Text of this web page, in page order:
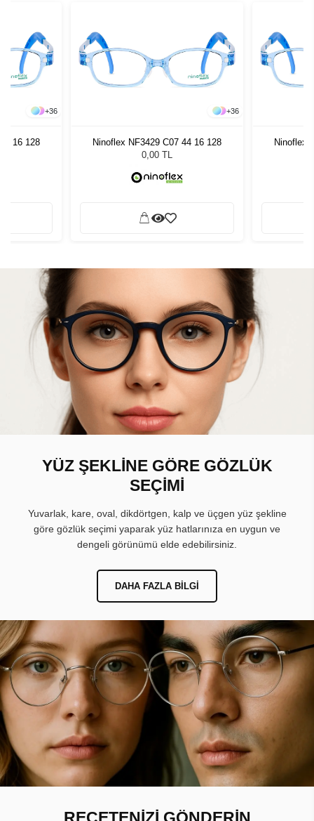
+36
16 128
+36
Ninoflex NF3429 C07 44 16 128
0,00 TL
Ninoflex
YÜZ ŞEKLİNE GÖRE GÖZLÜK
SEÇİMİ
Yuvarlak, kare, oval, dikdörtgen, kalp ve üçgen yüz şekline
göre gözlük seçimi yaparak yüz hatlarınıza en uygun ve
dengeli görünümü elde edebilirsiniz.
DAHA FAZLA BILGI